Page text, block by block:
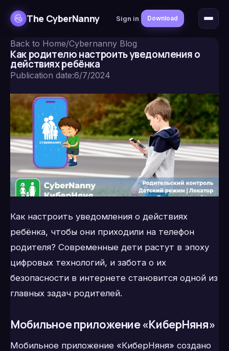
The CyberNanny Sign in Download
Back to Home/Cybernanny Blog
Как родителю настроить уведомления о
действиях ребёнка
Publication date:6/7/2024
Как настроить уведомления о действиях
ребёнка, чтобы они приходили на телефон
родителя? Современные дети растут в эпоху
цифровых технологий, и забота о их
безопасности в интернете становится одной из
главных задач родителей.
Мобильное приложение «КиберНяня»
Мобильное приложение «КиберНяня» создано